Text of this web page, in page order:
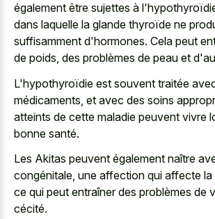
également être sujettes à
dans laquelle la glande thyroïde ne
suffisamment d'hormones. Cela peut
de poids, des problèmes de peau et
L'hypothyroïdie est souvent traitée
médicaments, et avec des soins
atteints de cette maladie peuvent vivre
bonne santé.
Les Akitas peuvent également naître
congénitale, une affection qui affecte
ce qui peut entraîner des problèmes de
cécité.